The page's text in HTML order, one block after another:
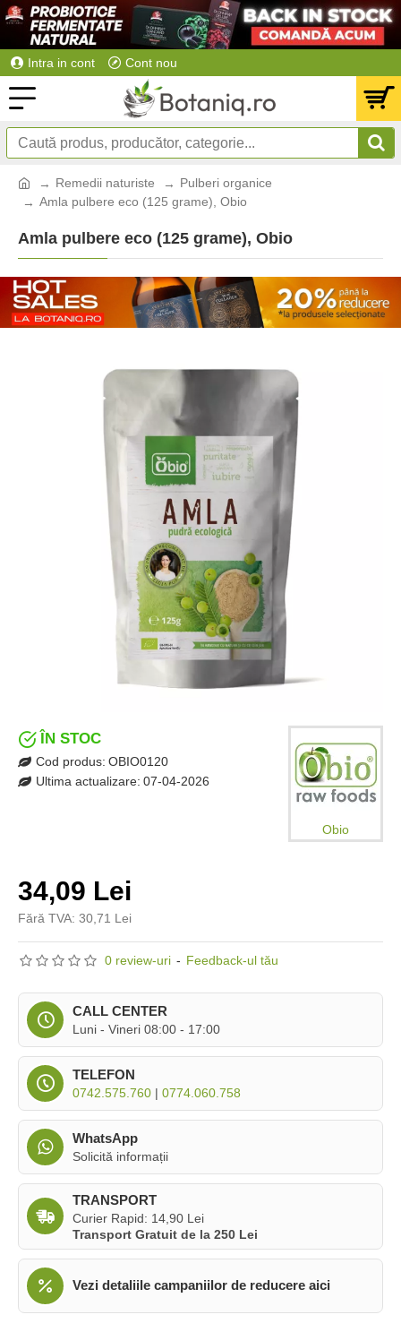
Intra in cont Cont nou
Remedii naturiste
Pulberi organice
Amla pulbere eco (125 grame), Obio
Amla pulbere eco (125 grame), Obio
0 review-uri - Feedback-ul tău
34,09 Lei
Fără TVA: 30,71 Lei
ÎN STOC
Cod produs: OBIO0120
Ultima actualizare: 07-04-2026
Obio
CALL CENTER
Luni - Vineri 08:00 - 17:00
TELEFON
0742.575.760 | 0774.060.758
WhatsApp
Solicită informații
TRANSPORT
Curier Rapid: 14,90 Lei
Transport Gratuit de la 250 Lei
Vezi detaliile campaniilor de reducere aici